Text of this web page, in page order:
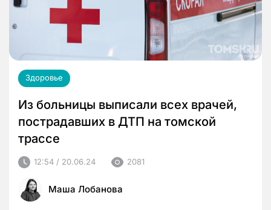
Здоровье
Из больницы выписали всех врачей,
пострадавших в ДТП на томской
трассе
12:54 / 20.06.24 2081
Маша Лобанова